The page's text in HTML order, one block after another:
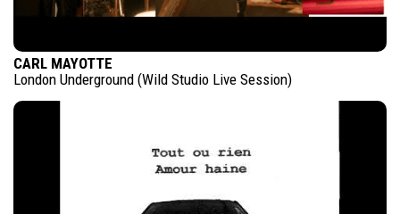
CARL MAYOTTE
London Underground (Wild Studio Live Session)